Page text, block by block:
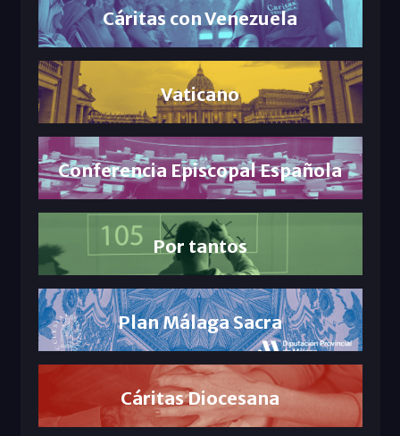
Cáritas con Venezuela
Vaticano
Conferencia Episcopal Española
Por tantos
Plan Málaga Sacra
Cáritas Diocesana